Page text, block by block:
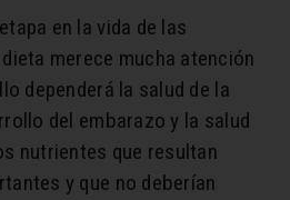
en la vida de las
merece mucha atención
dependerá la salud de la
del embarazo y la salud
nutrientes que resultan
y que no deberían